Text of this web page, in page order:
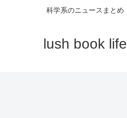
科学系のニュースまとめ
lush book life